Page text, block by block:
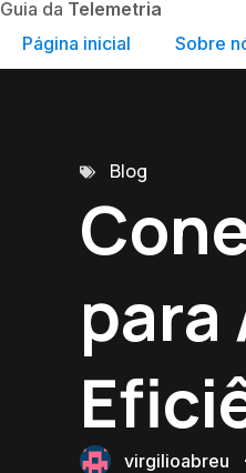
Guia da Telemetria
Página inicial
Sobre
Blog
para
virgilioabreu